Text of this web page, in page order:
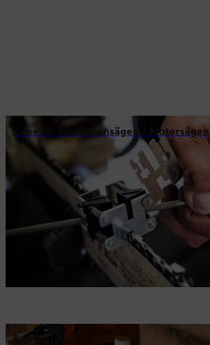
Zubehör für Kettensägen / Motorsägen
Betriebsstoffe